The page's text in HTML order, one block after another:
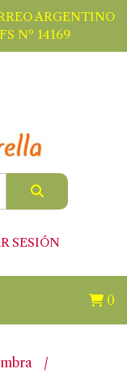
ARGENTINO
Nº 14169
SESIÓN
0